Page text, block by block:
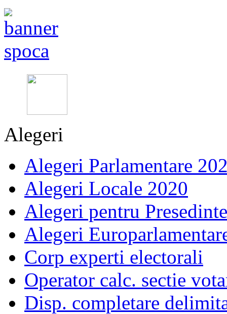
Alegeri
Alegeri Parlamentare
Alegeri Locale 2020
Alegeri pentru
Alegeri
Corp experti electorali
Operator calc. sectie
Disp. completare